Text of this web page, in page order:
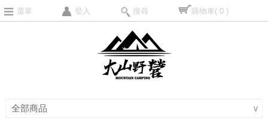
選單 登入 搜尋 購物車( 0 )
全部商品 ∨